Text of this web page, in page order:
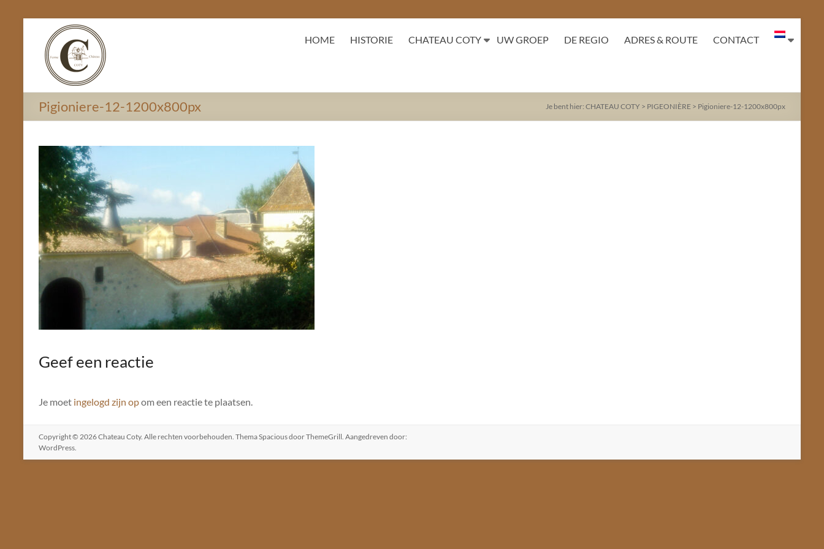
inhoud
Chateau
Coty
HOME HISTORIE CHATEAU COTY UW GROEP DE REGIO ADRES & ROUTE CONTACT
Pigioniere-12-1200x800px Je bent hier: CHATEAU COTY > PIGEONIÈRE > Pigioniere-12-1200x800px
Geef een reactie
Je moet ingelogd zijn opom een reactie te plaatsen.
Copyright © 2026Chateau Coty. Alle rechten voorbehouden. ThemaSpaciousdoor ThemeGrill. Aangedreven door:
WordPress.